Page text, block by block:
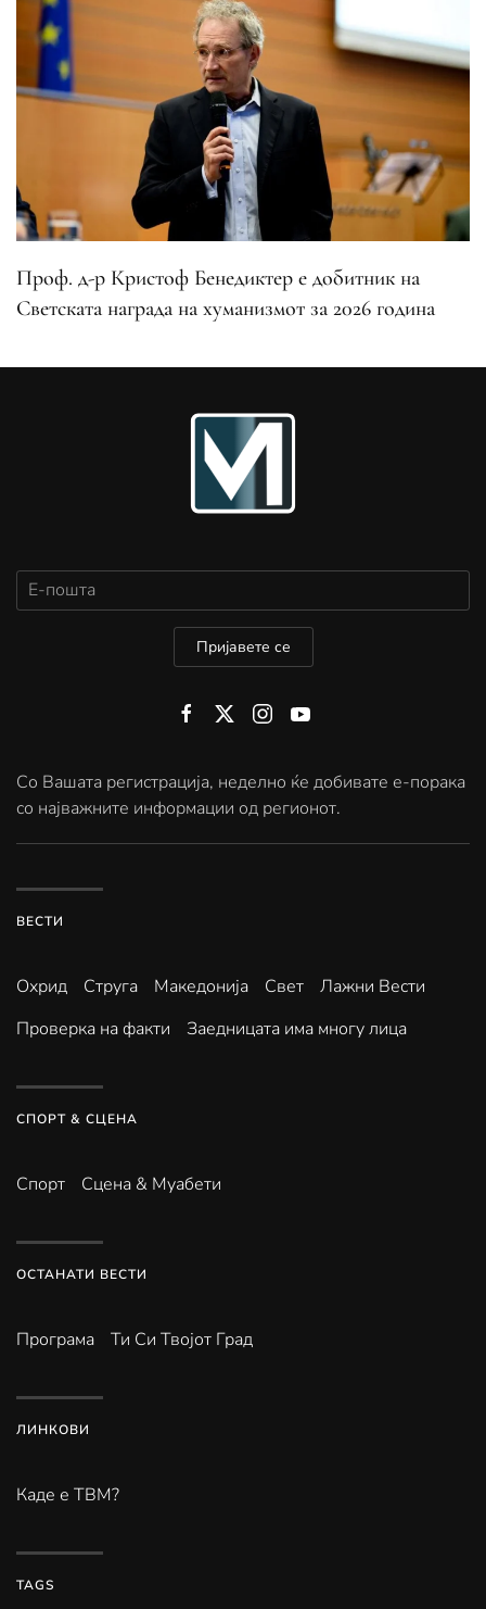
Проф. д-р Кристоф Бенедиктер е добитник на
Светската награда на хуманизмот за 2026 година
Пријавете се
Со Вашата регистрација, неделно ќе добивате е-порака
со најважните информации од регионот.
ВЕСТИ
Охрид Струга Македонија Свет
Лажни Вести
Проверка на факти
Заедницата има многу лица
СПОРТ & СЦЕНА
Спорт Сцена & Муабети
ОСТАНАТИ ВЕСТИ
Програма Ти Си Твојот Град
ЛИНКОВИ
Каде е ТВМ?
TAGS